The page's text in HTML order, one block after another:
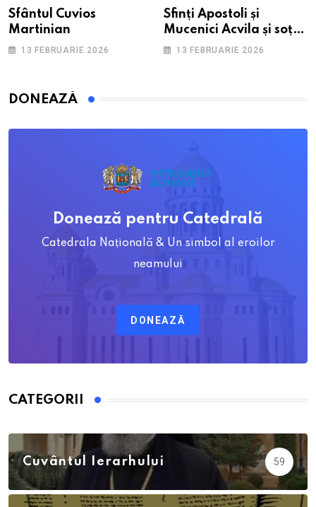
Sfântul Cuvios
Martinian
13 FEBRUARIE 2026
Sfinți Apostoli și
Mucenici Acvila și soția
sa, Priscila
13 FEBRUARIE 2026
DONEAZĂ
Donează pentru Catedrală
Catedrala Națională & Un simbol al eroilor
neamului
DONEAZĂ
CATEGORII
Cuvântul Ierarhului 59